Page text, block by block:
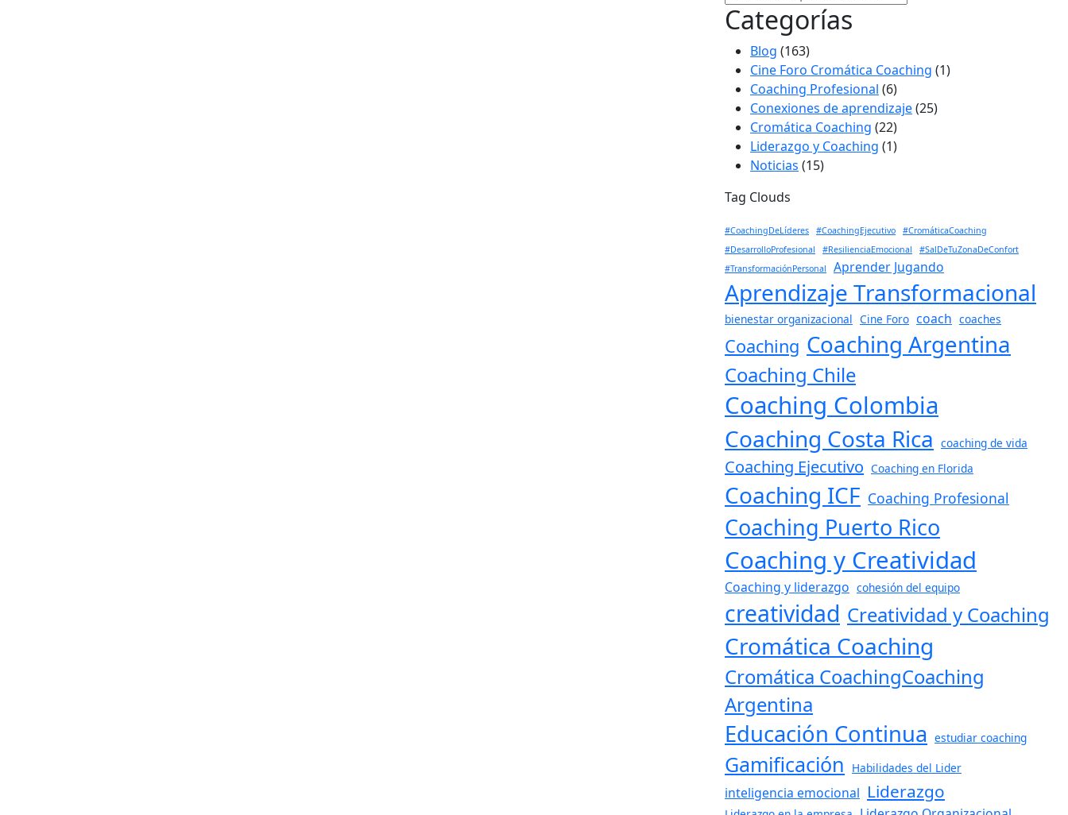
Categorías
Blog (163)
Cine Foro Cromática Coaching (1)
Coaching Profesional (6)
Conexiones de aprendizaje(25)
Cromática Coaching (22)
Liderazgo y Coaching (1)
Noticias (15)
Tag Clouds
#CoachingDeLíderes #CoachingEjecutivo
#CromáticaCoaching
#DesarrolloProfesional
#ResilienciaEmocional
#SalDeTuZonaDeConfort
#TransformaciónPersonal
Aprender Jugando
Aprendizaje Transformacional
bienestar organizacional Cine Foro coach coaches
Coaching Coaching Argentina
Coaching Chile
Coaching Colombia
Coaching Costa Rica coaching de vida
Coaching Ejecutivo Coaching en Florida
Coaching ICF Coaching Profesional
Coaching Puerto Rico
Coaching y Creatividad
Coaching y liderazgo cohesión del equipo
creatividad Creatividad y Coaching
Cromática Coaching
Cromática CoachingCoaching
Argentina
Educación Continua estudiar coaching
Gamificación Habilidades del Lider
inteligencia emocional Liderazgo